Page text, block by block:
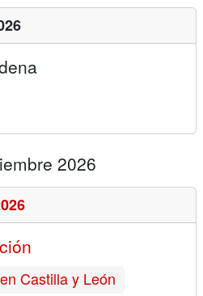
2026
Castilla y León